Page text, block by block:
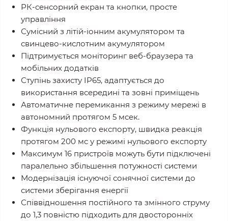
РК-сенсорний екран та кнопки, просте
управління
Сумісний з літій-іонним акумулятором та
свинцево-кислотним акумулятором
Підтримується моніторинг веб-браузера та
мобільних додатків
Ступінь захисту IP65, адаптується до
використання всередині та зовні приміщень
Автоматичне перемикання з режиму мережі в
автономний протягом 5 мсек.
Функція нульового експорту, швидка реакція
протягом 200 мс у режимі нульового експорту
Максимум 16 пристроїв можуть бути підключені
паралельно збільшення потужності системи
Модернізація існуючої сонячної системи до
системи зберігання енергії
Співвідношення постійного та змінного струму
до 1,3 повністю підходить для двосторонніх